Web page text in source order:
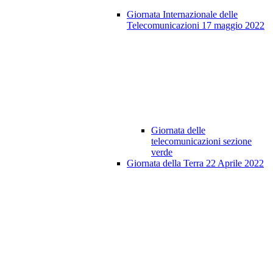
Giornata Internazionale delle
Telecomunicazioni 17 maggio 2022
Giornata delle
telecomunicazioni sezione
verde
Giornata della Terra 22 Aprile 2022